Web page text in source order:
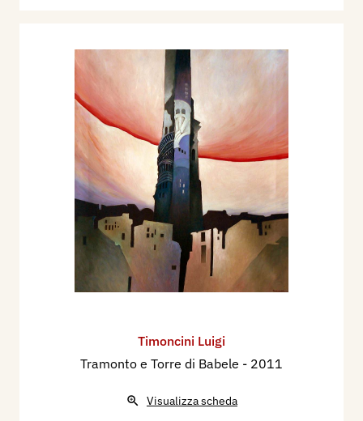
Timoncini Luigi
Tramonto e Torre di Babele - 2011
Visualizza scheda